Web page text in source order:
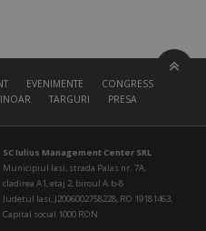
EVENIMENTE
CONGRESS HALL
TARGURI PRESA
SC Iulius Management Center SRL
Municipiul Iasi, strada Palas nr. 7A,
cladirea A1, etaj 2, biroul A.b-8
Judetul Iasi, J2006002758228, RO 19181463,
Capital social 1000 RON